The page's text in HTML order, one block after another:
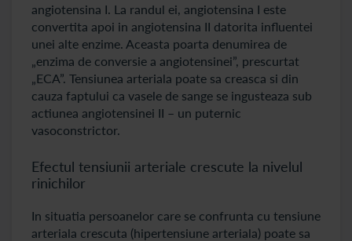
angiotensina I. La randul ei, angiotensina I este
convertita apoi in angiotensina II datorita influentei
unei alte enzime. Aceasta poarta denumirea de
„enzima de conversie a angiotensinei”, prescurtat
„ECA”. Tensiunea arteriala poate sa creasca si din
cauza faptului ca vasele de sange se ingusteaza sub
actiunea angiotensinei II – un puternic
vasoconstrictor.
Efectul tensiunii arteriale crescute la nivelul
rinichilor
In situatia persoanelor care se confrunta cu tensiune
arteriala crescuta (hipertensiune arteriala) poate sa